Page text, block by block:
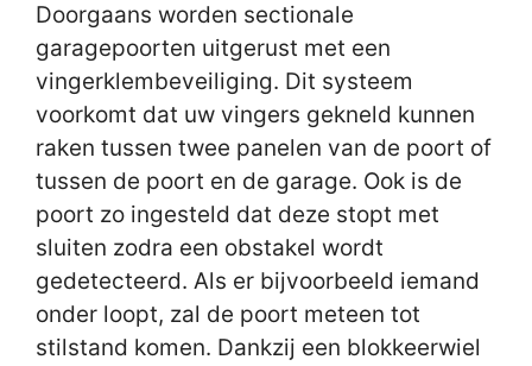
Doorgaans worden sectionale
garagepoorten uitgerust met een
vingerklembeveiliging. Dit systeem
voorkomt dat uw vingers gekneld kunnen
raken tussen twee panelen van de poort of
tussen de poort en de garage. Ook is de
poort zo ingesteld dat deze stopt met
sluiten zodra een obstakel wordt
gedetecteerd. Als er bijvoorbeeld iemand
onder loopt, zal de poort meteen tot
stilstand komen. Dankzij een blokkeerwiel